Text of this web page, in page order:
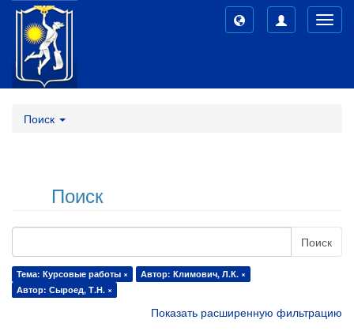
Поиск
Поиск
Поиск
Тема: Курсовые работы ×
Автор: Климович, Л.К. ×
Автор: Сыроед, Т.Н. ×
Показать расширенную фильтрацию